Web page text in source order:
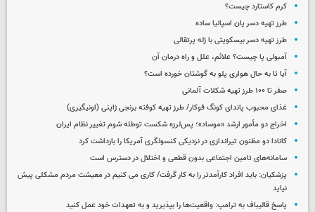
کرم کاستارد چیست؟
طرز تهیه دسر پان اسپانیا ساده
طرز تهیه دسر بیسکویتی با ژله پرتقالی
آمبولی پا چیست؟ علائم، علل و راه درمان آن
آیا تا به حال هواری پلو به گوشتان خورده است؟
صفر تا ۱۰۰ طرز تهیه شکلات آلمانی
غذای محبوب پاندای کونگ فوکار/ طرز تهیه کوفته برنجی ژاپنی (اونیگیری)
اخراج دو مأمور ارشد «موساد»؛ پس‌لرزه شکست توطئه شوم تغییر نظام ایران
کانادا دو مظنون تیراندازی در نزدیکی کنسولگری آمریکا را بازداشت کرد
سامانه‌های تامین اجتماعی بدون قطعی و اختلال در دسترس است
پزشکیان: باید افراد کارآمدتر را به کار گرفت/ کاری می کنیم در معیشت مردم مشکلی پیش
نیاید
پاسخ قالیباف به ترامپ: واقعیت‌ها را بپذیرید و به تعهدات خود عمل کنید